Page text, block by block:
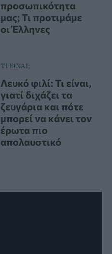
προσωπικότητα
μας; Τι προτιμάμε
οι Έλληνες
ΤΙ ΕΙΝΑΙ;
Λευκό φιλί: Τι είναι,
γιατί διχάζει τα
ζευγάρια και πότε
μπορεί να κάνει τον
έρωτα πιο
απολαυστικό